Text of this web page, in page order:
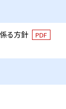
る方針 PDF